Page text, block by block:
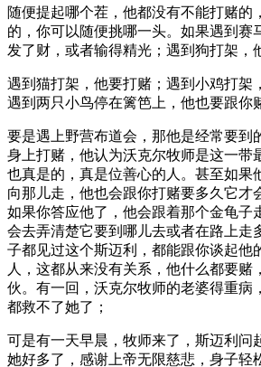
随便提起哪个茬，他都没有不能打赌的
的，你可以随便挑哪一头。如果遇到赛
发了财，或者输得精光；遇到狗打架，
遇到猫打架，他要打赌；遇到小鸡打架
遇到两只小鸟停在篱笆上，他也要跟你
要是遇上野营布道会，那他是经常要到
身上打赌，他认为沃克尔牧师是这一带
也真是的，真是位善心的人。甚至如果
向那儿走，他也会跟你打赌要多久它才
如果你答应他了，他会跟着那个金龟子
会去弄清楚它要到哪儿去或者在路上走
子都见过这个斯迈利，都能跟你谈起他
人，这都从来没有关系，他什么都要赌
伙。有一回，沃克尔牧师的老婆得重病
都救不了她了；
可是有一天早晨，牧师来了，斯迈利问
她好多了，感谢上帝无限慈悲，身子轻